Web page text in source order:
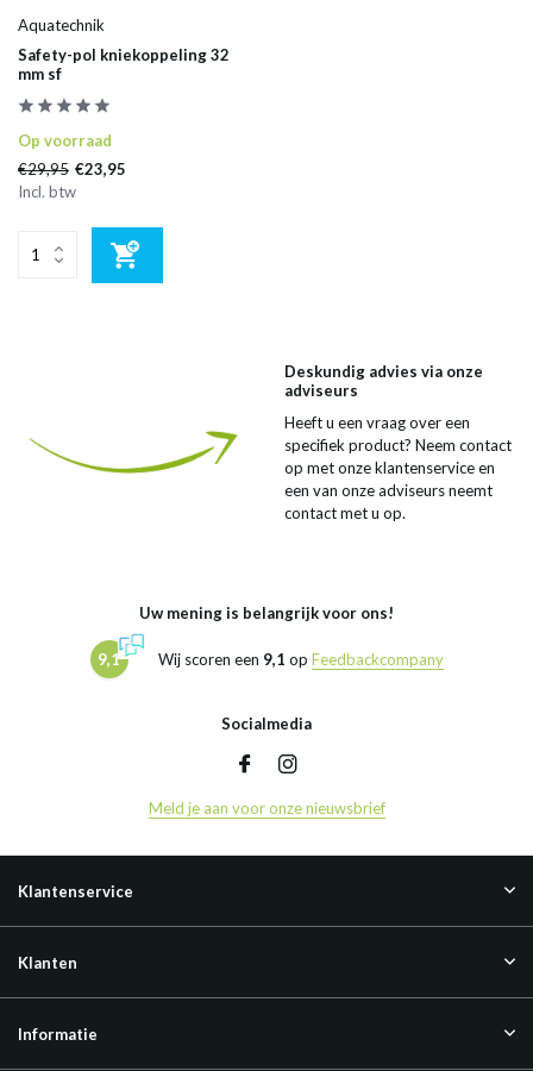
Aquatechnik
Safety-pol kniekoppeling 32
mm sf
Op voorraad
€29,95 €23,95
Incl. btw
Deskundig advies via onze
adviseurs
Heeft u een vraag over een
specifiek product? Neem contact
op met onze klantenservice en
een van onze adviseurs neemt
contact met u op.
Uw mening is belangrijk voor ons!
9,1 Wij scoren een 9,1 op Feedbackcompany
Socialmedia
Meld je aan voor onze nieuwsbrief
Klantenservice
Klanten
Informatie